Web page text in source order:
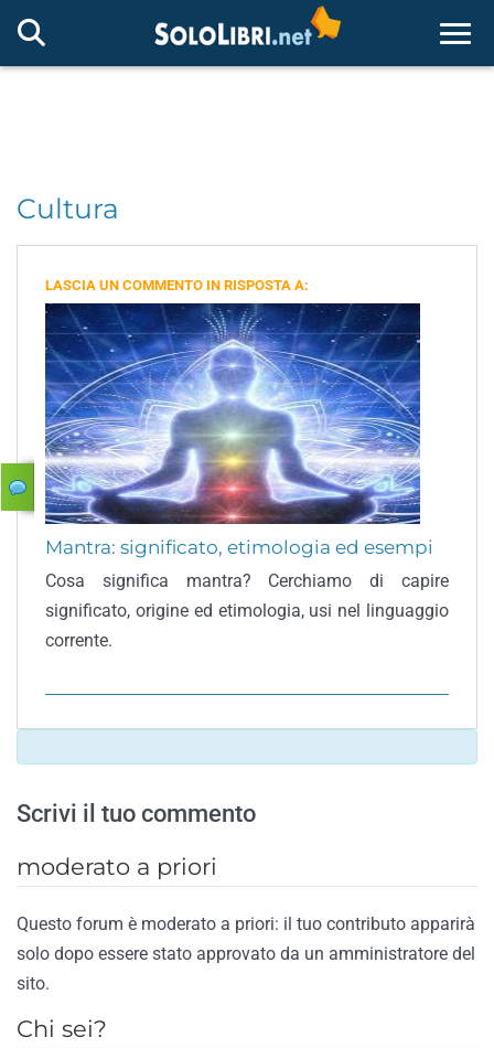
Cultura
LASCIA UN COMMENTO IN RISPOSTA A:
Mantra: significato, etimologia ed esempi
Cosa significa mantra? Cerchiamo di capire
significato, origine ed etimologia, usi nel linguaggio
corrente.
Scrivi il tuo commento
moderato a priori
Questo forum è moderato a priori: il tuo contributo apparirà
solo dopo essere stato approvato da un amministratore del
sito.
Chi sei?